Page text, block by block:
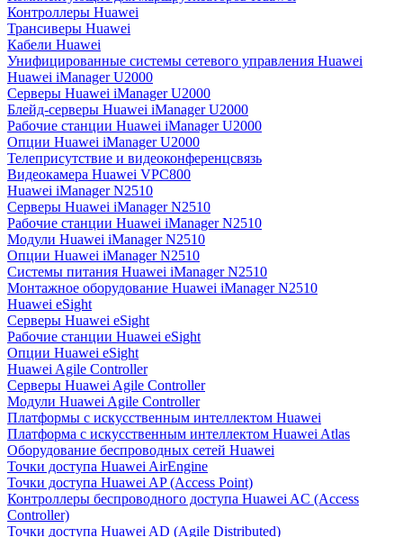
Контроллеры Huawei
Трансиверы Huawei
Кабели Huawei
Унифицированные системы сетевого управления Huawei
Huawei iManager U2000
Серверы Huawei iManager U2000
Блейд-серверы Huawei iManager U2000
Рабочие станции Huawei iManager U2000
Опции Huawei iManager U2000
Телеприсутствие и видеоконференцсвязь
Видеокамера Huawei VPC800
Huawei iManager N2510
Серверы Huawei iManager N2510
Рабочие станции Huawei iManager N2510
Модули Huawei iManager N2510
Опции Huawei iManager N2510
Системы питания Huawei iManager N2510
Монтажное оборудование Huawei iManager N2510
Huawei eSight
Серверы Huawei eSight
Рабочие станции Huawei eSight
Опции Huawei eSight
Huawei Agile Controller
Серверы Huawei Agile Controller
Модули Huawei Agile Controller
Платформы с искусственным интеллектом Huawei
Платформа с искусственным интеллектом Huawei Atlas
Оборудование беспроводных сетей Huawei
Точки доступа Huawei AirEngine
Точки доступа Huawei AP (Access Point)
Контроллеры беспроводного доступа Huawei AC (Access
Controller)
Точки доступа Huawei AD (Agile Distributed)